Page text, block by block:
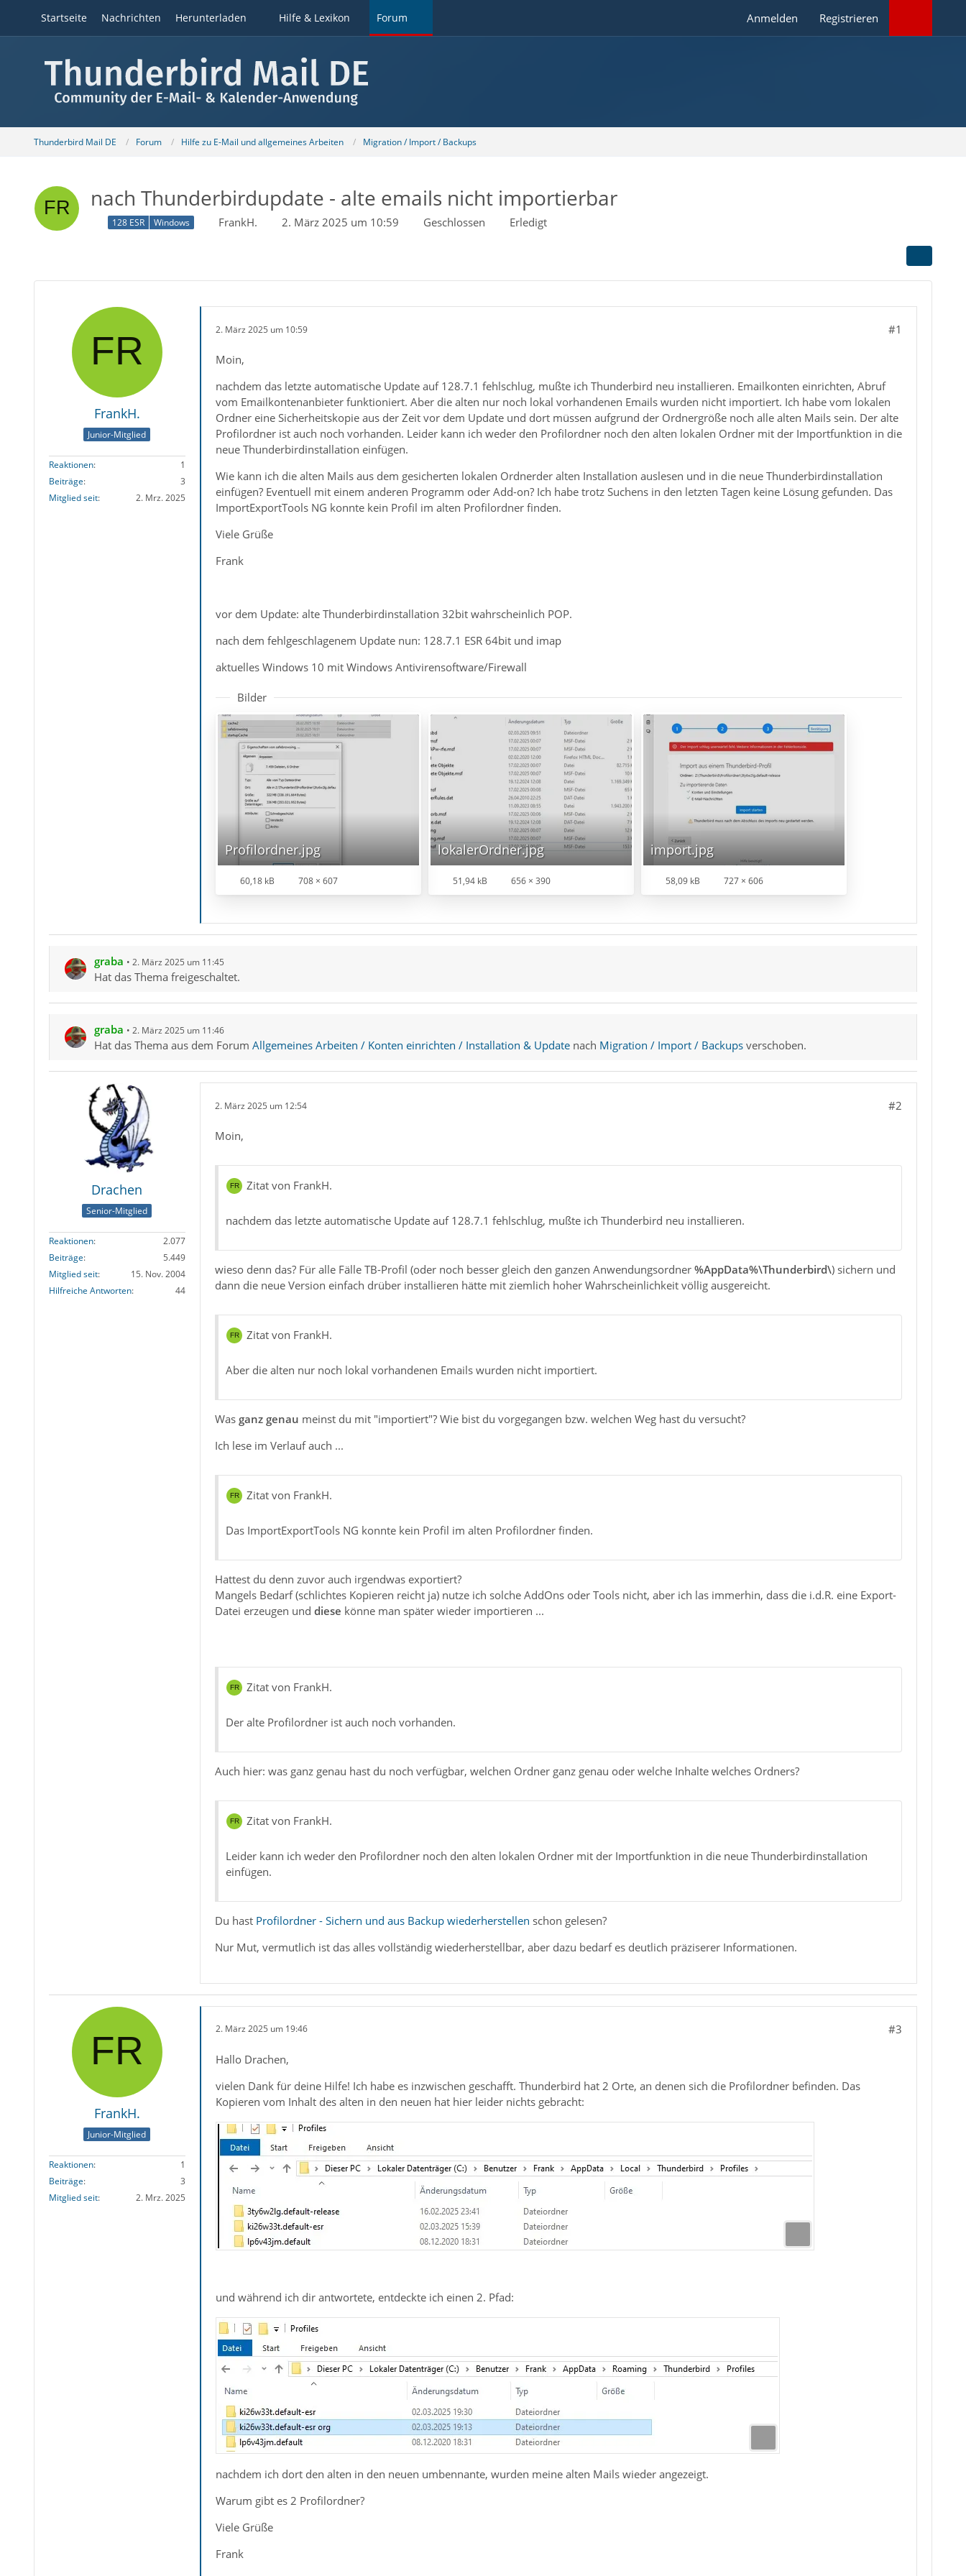
Startseite Nachrichten Herunterladen Hilfe & Lexikon Forum Anmelden Registrieren
Thunderbird Mail DE Forum Hilfe zu E-Mail und allgemeines Arbeiten Migration / Import / Backups
nach Thunderbirdupdate - alte emails nicht importierbar
128 ESR Windows FrankH. 2. März 2025 um 10:59 Geschlossen Erledigt
FrankH.
Junior-Mitglied
Reaktionen
1
Beiträge
3
Mitglied seit
2. Mrz. 2025
2. März 2025 um 10:59 #1
Moin,
nachdem das letzte automatische Update auf 128.7.1 fehlschlug, mußte ich Thunderbird neu installieren. Emailkonten einrichten, Abruf
vom Emailkontenanbieter funktioniert. Aber die alten nur noch lokal vorhandenen Emails wurden nicht importiert. Ich habe vom lokalen
Ordner eine Sicherheitskopie aus der Zeit vor dem Update und dort müssen aufgrund der Ordnergröße noch alle alten Mails sein. Der alte
Profilordner ist auch noch vorhanden. Leider kann ich weder den Profilordner noch den alten lokalen Ordner mit der Importfunktion in die
neue Thunderbirdinstallation einfügen.
Wie kann ich die alten Mails aus dem gesicherten lokalen Ordnerder alten Installation auslesen und in die neue Thunderbirdinstallation
einfügen? Eventuell mit einem anderen Programm oder Add-on? Ich habe trotz Suchens in den letzten Tagen keine Lösung gefunden. Das
ImportExportTools NG konnte kein Profil im alten Profilordner finden.
Viele Grüße
Frank
vor dem Update: alte Thunderbirdinstallation 32bit wahrscheinlich POP.
nach dem fehlgeschlagenem Update nun: 128.7.1 ESR 64bit und imap
aktuelles Windows 10 mit Windows Antivirensoftware/Firewall
Bilder
Profilordner.jpg
60,18 kB 708 × 607
lokalerOrdner.jpg
51,94 kB 656 × 390
import.jpg
58,09 kB 727 × 606
graba 2. März 2025 um 11:45
Hat das Thema freigeschaltet.
graba 2. März 2025 um 11:46
Hat das Thema aus dem Forum Allgemeines Arbeiten / Konten einrichten / Installation & Updatenach Migration / Import / Backupsverschoben.
Drachen
Senior-Mitglied
Reaktionen
2.077
Beiträge
5.449
Mitglied seit
15. Nov. 2004
Hilfreiche Antworten
44
2. März 2025 um 12:54 #2
Moin,
Zitat von FrankH.
nachdem das letzte automatische Update auf 128.7.1 fehlschlug, mußte ich Thunderbird neu installieren.
wieso denn das? Für alle Fälle TB-Profil (oder noch besser gleich den ganzen Anwendungsordner %AppData%\Thunderbird\) sichern und
dann die neue Version einfach drüber installieren hätte mit ziemlich hoher Wahrscheinlichkeit völlig ausgereicht.
Zitat von FrankH.
Aber die alten nur noch lokal vorhandenen Emails wurden nicht importiert.
Was ganz genau meinst du mit "importiert"? Wie bist du vorgegangen bzw. welchen Weg hast du versucht?
Ich lese im Verlauf auch ...
Zitat von FrankH.
Das ImportExportTools NG konnte kein Profil im alten Profilordner finden.
Hattest du denn zuvor auch irgendwas exportiert?
Mangels Bedarf (schlichtes Kopieren reicht ja) nutze ich solche AddOns oder Tools nicht, aber ich las immerhin, dass die i.d.R. eine Export-
Datei erzeugen und diese könne man später wieder importieren ...
Zitat von FrankH.
Der alte Profilordner ist auch noch vorhanden.
Auch hier: was ganz genau hast du noch verfügbar, welchen Ordner ganz genau oder welche Inhalte welches Ordners?
Zitat von FrankH.
Leider kann ich weder den Profilordner noch den alten lokalen Ordner mit der Importfunktion in die neue Thunderbirdinstallation
einfügen.
Du hast Profilordner - Sichern und aus Backup wiederherstellen schon gelesen?
Nur Mut, vermutlich ist das alles vollständig wiederherstellbar, aber dazu bedarf es deutlich präziserer Informationen.
FrankH.
Junior-Mitglied
Reaktionen
1
Beiträge
3
Mitglied seit
2. Mrz. 2025
2. März 2025 um 19:46 #3
Hallo Drachen,
vielen Dank für deine Hilfe! Ich habe es inzwischen geschafft. Thunderbird hat 2 Orte, an denen sich die Profilordner befinden. Das
Kopieren vom Inhalt des alten in den neuen hat hier leider nichts gebracht:
und während ich dir antwortete, entdeckte ich einen 2. Pfad:
nachdem ich dort den alten in den neuen umbennante, wurden meine alten Mails wieder angezeigt.
Warum gibt es 2 Profilordner?
Viele Grüße
Frank